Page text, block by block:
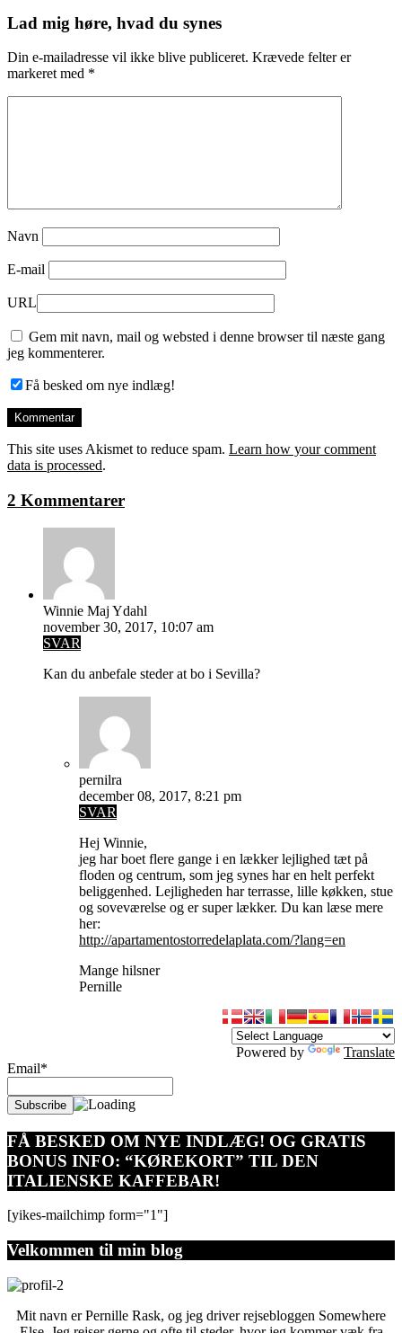
Lad mig høre, hvad du synes
Din e-mailadresse vil ikke blive publiceret. Krævede felter er
markeret med *
Navn
E-mail
URL
Gem mit navn, mail og websted i denne browser til næste gang
jeg kommenterer.
Få besked om nye indlæg!
This site uses Akismet to reduce spam. Learn how your comment
data is processed.
2 Kommentarer
Winnie Maj Ydahl
november 30, 2017, 10:07 am
SVAR
Kan du anbefale steder at bo i Sevilla?
pernilra
december 08, 2017, 8:21 pm
SVAR
Hej Winnie,
jeg har boet flere gange i en lækker lejlighed tæt på
floden og centrum, som jeg synes har en helt perfekt
beliggenhed. Lejligheden har terrasse, lille køkken, stue
og soveværelse og er super lækker. Du kan læse mere
her:
http://apartamentostorredelaplata.com/?lang=en
Mange hilsner
Pernille
Powered by
Translate
Email*
FÅ BESKED OM NYE INDLÆG! OG GRATIS
BONUS INFO: “KØREKORT” TIL DEN
ITALIENSKE KAFFEBAR!
[yikes-mailchimp form="1"]
Velkommen til min blog
Mit navn er Pernille Rask, og jeg driver rejsebloggen Somewhere